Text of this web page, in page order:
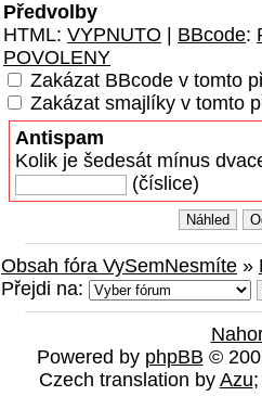
Předvolby
HTML: VYPNUTO BBcode:
POVOLENY
Zakázat BBcode v tomto
Zakázat smajlíky v tomto
Antispam
Kolik je šedesát mínus
(číslice)
Obsah fóra VySemNesmíte »
Přejdi na:
Powered by phpBB ©
Czech translation by Azu